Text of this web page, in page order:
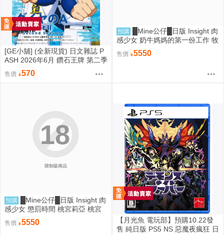
[GE小舖] (全新現貨) 日文雜誌 P
ASH 2026年6月 鑽石王牌 第二季
賽馬娘 神之雫 魔法帽的工作室
售價 570
預購
█Mine公仔█日版 Insight 肉
感少女 奶牛媽媽的第一份工作 牧
野小姐 牧野さん 1/6 PMMA D92
59
售價 5550
限制級商品
18
預購
█Mine公仔█日版 Insight 肉
感少女 懲罰時間 桃宮莉亞 桃宮
りあ 1/6 PMMA D9258
售價 5550
【月光魚 電玩部】預購10.22發
售 純日版 PS5 NS 惡魔夜瘋狂 日